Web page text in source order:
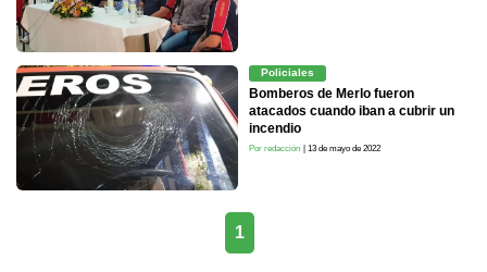
Policiales
Bomberos de Merlo fueron
atacados cuando iban a cubrir un
incendio
Por redacción | 13 de mayo de 2022
1